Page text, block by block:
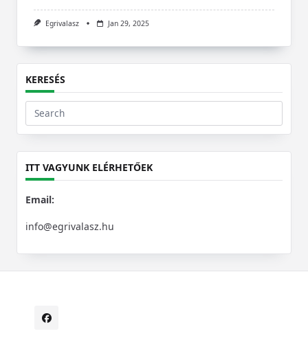
Egrivalasz Jan 29, 2025
KERESÉS
Search
for:
ITT VAGYUNK ELÉRHETŐEK
Email:
info@egrivalasz.hu